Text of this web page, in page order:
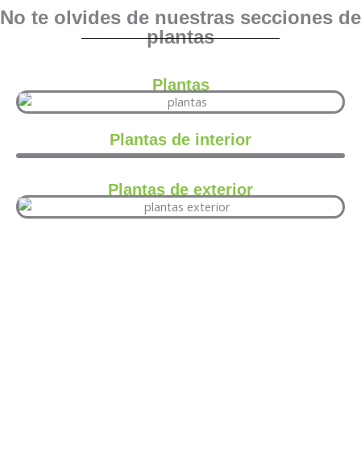
No te olvides de nuestras secciones de
plantas
Plantas
Plantas de interior
Plantas de exterior